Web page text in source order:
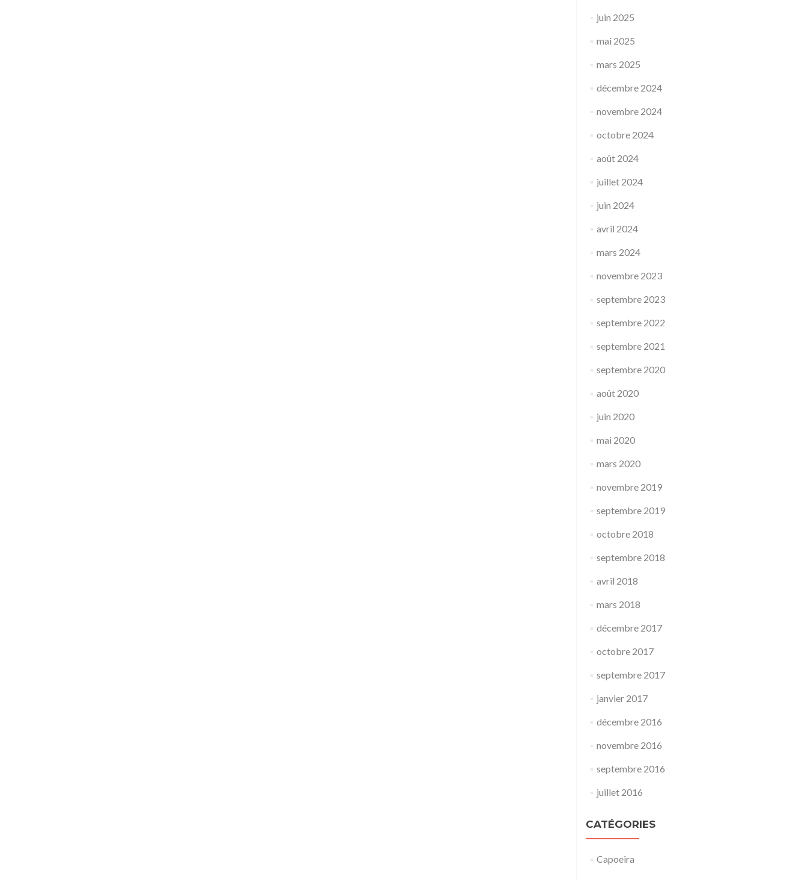
juin 2025
mai 2025
mars 2025
décembre 2024
novembre 2024
octobre 2024
août 2024
juillet 2024
juin 2024
avril 2024
mars 2024
novembre 2023
septembre 2023
septembre 2022
septembre 2021
septembre 2020
août 2020
juin 2020
mai 2020
mars 2020
novembre 2019
septembre 2019
octobre 2018
septembre 2018
avril 2018
mars 2018
décembre 2017
octobre 2017
septembre 2017
janvier 2017
décembre 2016
novembre 2016
septembre 2016
juillet 2016
CATÉGORIES
Capoeira